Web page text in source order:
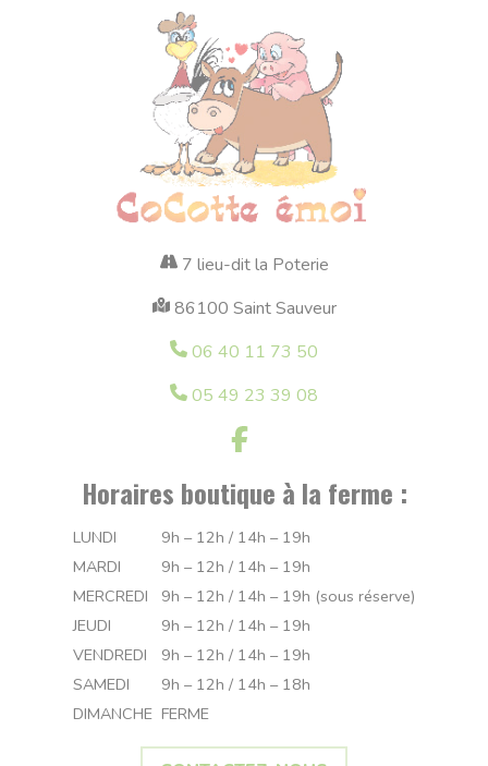
7 lieu-dit la Poterie
86100 Saint Sauveur
06 40 11 73 50
05 49 23 39 08
Horaires boutique à la ferme :
LUNDI
9h – 12h / 14h – 19h
MARDI
9h – 12h / 14h – 19h
MERCREDI
9h – 12h / 14h – 19h (sous réserve)
JEUDI
9h – 12h / 14h – 19h
VENDREDI
9h – 12h / 14h – 19h
SAMEDI
9h – 12h / 14h – 18h
DIMANCHE FERME